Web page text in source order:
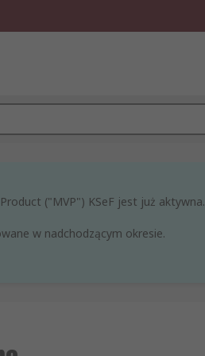
("MVP") KSeF jest już aktywna.
w nadchodzącym okresie.